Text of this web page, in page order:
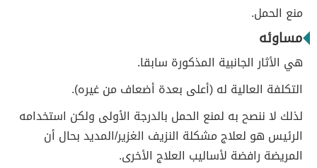
منع الحمل.
مساوئه
هي الأثار الجانبية المذكورة سابقا.
التكلفة العالية له (أعلى بعدة أضعاف من غيره).
لذلك لا ننصح به لمنع الحمل بالدرجة الأولى ولكن استخدامه
الرئيس هو لعلاج مشكلة النزيف الغزير/المديد بحال أن
المريضة رافضة لأساليب العلاج الأخرى.